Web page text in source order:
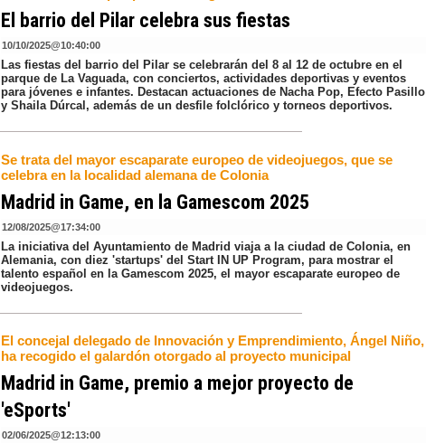
El barrio del Pilar celebra sus fiestas
10/10/2025@10:40:00
Las fiestas del barrio del Pilar se celebrarán del 8 al 12 de octubre en el
parque de La Vaguada, con conciertos, actividades deportivas y eventos
para jóvenes e infantes. Destacan actuaciones de Nacha Pop, Efecto Pasillo
y Shaila Dúrcal, además de un desfile folclórico y torneos deportivos.
Se trata del mayor escaparate europeo de videojuegos, que se
celebra en la localidad alemana de Colonia
Madrid in Game, en la Gamescom 2025
12/08/2025@17:34:00
La iniciativa del Ayuntamiento de Madrid viaja a la ciudad de Colonia, en
Alemania, con diez 'startups' del Start IN UP Program, para mostrar el
talento español en la Gamescom 2025, el mayor escaparate europeo de
videojuegos.
El concejal delegado de Innovación y Emprendimiento, Ángel Niño,
ha recogido el galardón otorgado al proyecto municipal
Madrid in Game, premio a mejor proyecto de
'eSports'
02/06/2025@12:13:00